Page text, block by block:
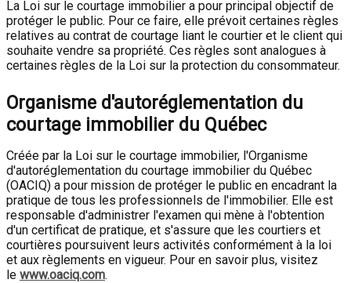
La Loi sur le courtage immobilier a pour principal objectif de
protéger le public. Pour ce faire, elle prévoit certaines règles
relatives au contrat de courtage liant le courtier et le client qui
souhaite vendre sa propriété. Ces règles sont analogues à
certaines règles de la Loi sur la protection du consommateur.
Organisme d'autoréglementation du
courtage immobilier du Québec
Créée par la Loi sur le courtage immobilier, l'Organisme
d'autoréglementation du courtage immobilier du Québec
(OACIQ) a pour mission de protéger le public en encadrant la
pratique de tous les professionnels de l'immobilier. Elle est
responsable d'administrer l'examen qui mène à l'obtention
d'un certificat de pratique, et s'assure que les courtiers et
courtières poursuivent leurs activités conformément à la loi
et aux règlements en vigueur. Pour en savoir plus, visitez
le www.oaciq.com.